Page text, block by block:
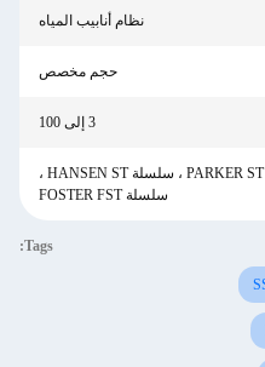
نظام أنابيب المياه
حجم مخصص
3 إلى 100
سلسلة PARKER ST ، سلسلة HANSEN ST ،
سلسلة FOSTER FST
Tags: